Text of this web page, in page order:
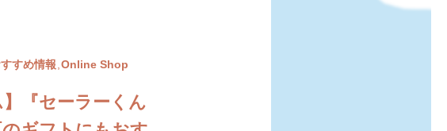
すめ情報 Online Shop
】『セーラーくん